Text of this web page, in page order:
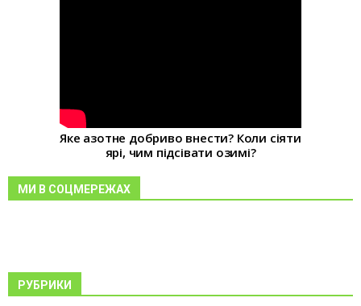
Яке азотне добриво внести? Коли сіяти
ярі, чим підсівати озимі?
МИ В СОЦМЕРЕЖАХ
РУБРИКИ